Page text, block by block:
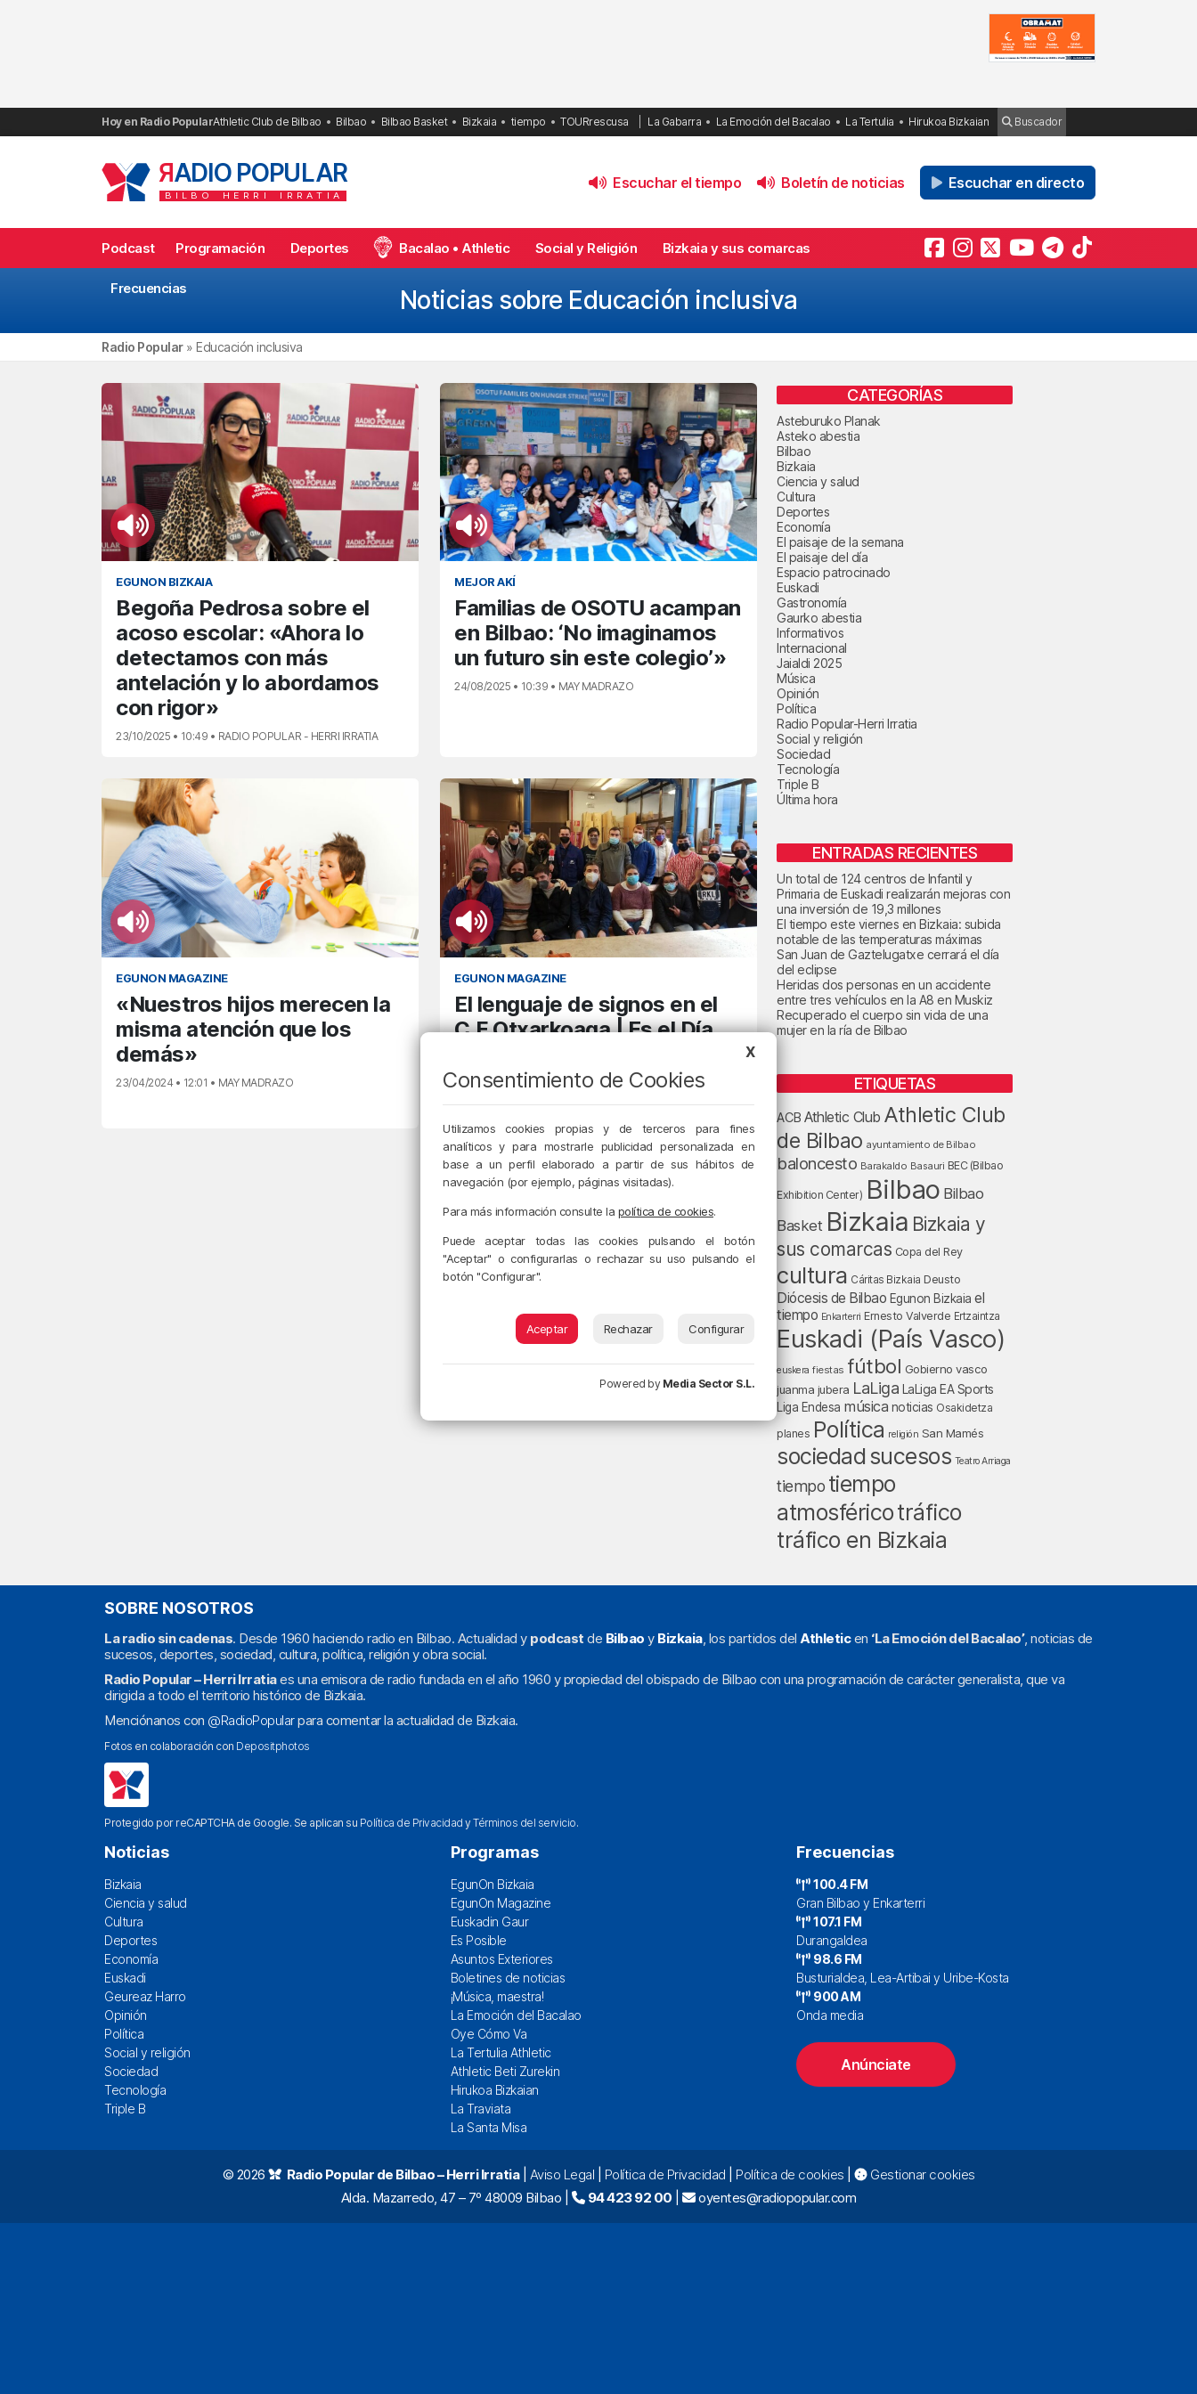
Hoy en Radio PopularAthletic Club de Bilbao Bilbao Bilbao Basket Bizkaia tiempo TOURrescusa La Gabarra La Emoción del Bacalao La Tertulia Hirukoa Bizkaian Buscador
RADIO POPULAR
BILBO HERRI IRRATIA
Escuchar el tiempo Boletín de noticias Escuchar en directo
Podcast Programación Deportes Bacalao • Athletic Social y Religión Bizkaia y sus comarcas
Frecuencias Noticias sobre Educación inclusiva
Radio Popular» Educación inclusiva
EGUNON BIZKAIA
Begoña Pedrosa sobre el
acoso escolar: «Ahora lo
detectamos con más
antelación y lo abordamos
con rigor»
23/10/2025 • 10:49 • RADIO POPULAR - HERRI IRRATIA
MEJOR AKÍ
Familias de OSOTU acampan
en Bilbao: ‘No imaginamos
un futuro sin este colegio’»
24/08/2025 • 10:39 • MAY MADRAZO
EGUNON MAGAZINE
«Nuestros hijos merecen la
misma atención que los
demás»
23/04/2024 • 12:01 • MAY MADRAZO
EGUNON MAGAZINE
El lenguaje de signos en el
C.F Otxarkoaga | Es el Día
Diversidad Funcional
3/12/2021 • 11:59 • MAY MADRAZO
CATEGORÍAS
Asteburuko Planak
Asteko abestia
Bilbao
Bizkaia
Ciencia y salud
Cultura
Deportes
Economía
El paisaje de la semana
El paisaje del día
Espacio patrocinado
Euskadi
Gastronomía
Gaurko abestia
Informativos
Internacional
Jaialdi 2025
Música
Opinión
Política
Radio Popular-Herri Irratia
Social y religión
Sociedad
Tecnología
Triple B
Última hora
ENTRADAS RECIENTES
Un total de 124 centros de Infantil y
Primaria de Euskadi realizarán mejoras con
una inversión de 19,3 millones
El tiempo este viernes en Bizkaia: subida
notable de las temperaturas máximas
San Juan de Gaztelugatxe cerrará el día
del eclipse
Heridas dos personas en un accidente
entre tres vehículos en la A8 en Muskiz
Recuperado el cuerpo sin vida de una
mujer en la ría de Bilbao
ETIQUETAS
ACB Athletic Club Athletic Club
de Bilbao ayuntamiento de Bilbao
baloncesto Barakaldo Basauri BEC (Bilbao
Exhibition Center) Bilbao Bilbao
Basket Bizkaia Bizkaia y
sus comarcas Copa del Rey
cultura Cáritas Bizkaia Deusto
Diócesis de Bilbao Egunon Bizkaia el
tiempo Enkarterri Ernesto Valverde Ertzaintza
Euskadi (País Vasco)
euskera fiestas fútbol Gobierno vasco
juanma jubera LaLiga LaLiga EA Sports
Liga Endesa música noticias Osakidetza
planes Política religión San Mamés
sociedad sucesos Teatro Arriaga
tiempo tiempo
atmosféricotráfico
tráfico en Bizkaia
SOBRE NOSOTROS
La radio sin cadenas. Desde 1960 haciendo radio en Bilbao. Actualidad y podcast de Bilbao y Bizkaia, los partidos del Athleticen ‘La Emoción del Bacalao’, noticias de
sucesos, deportes, sociedad, cultura, política, religión y obra social.
Radio Popular – Herri Irratiaes una emisora de radio fundada en el año 1960 y propiedad del obispado de Bilbao con una programación de carácter generalista, que va
dirigida a todo el territorio histórico de Bizkaia.
Menciónanos con @RadioPopularpara comentar la actualidad de Bizkaia.
Fotos en colaboración con Depositphotos
Protegido por reCAPTCHA de Google. Se aplican su Política de Privacidad yTérminos del servicio.
Noticias
Bizkaia
Ciencia y salud
Cultura
Deportes
Economía
Euskadi
Geureaz Harro
Opinión
Política
Social y religión
Sociedad
Tecnología
Triple B
Programas
EgunOn Bizkaia
EgunOn Magazine
Euskadin Gaur
Es Posible
Asuntos Exteriores
Boletines de noticias
¡Música, maestra!
La Emoción del Bacalao
Oye Cómo Va
La Tertulia Athletic
Athletic Beti Zurekin
Hirukoa Bizkaian
La Traviata
La Santa Misa
Frecuencias
100.4 FM
Gran Bilbao y Enkarterri
107.1 FM
Durangaldea
98.6 FM
Busturialdea, Lea-Artibai y Uribe-Kosta
900 AM
Onda media
Anúnciate
© 2026 Radio Popular de Bilbao – Herri Irratia| Aviso Legal Política de Privacidad Política de cookies
Gestionar cookies
Alda. Mazarredo, 47 – 7º 48009 Bilbao |
94 423 92 00 | oyentes@radiopopular.com
X
Consentimiento de Cookies
Utilizamos cookies propias y de terceros para fines
analíticos y para mostrarle publicidad personalizada en
base a un perfil elaborado a partir de sus hábitos de
navegación (por ejemplo, páginas visitadas).
Para más información consulte la política de cookies.
Puede aceptar todas las cookies pulsando el botón
"Aceptar" o configurarlas o rechazar su uso pulsando el
botón "Configurar".
Aceptar Rechazar Configurar
Powered by Media Sector S.L.